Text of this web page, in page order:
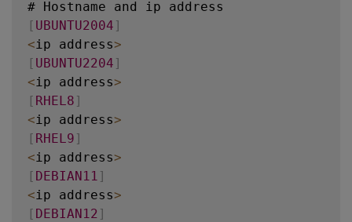
webservers
yml
dbservers.yml
roles /
    common
/
    webtier
    monitoring
    fooapp
[ UBUNTU2004 ]
<ip address>
[ UBUNTU2204 ]
<ip address>
[ RHEL8 ]
<ip address>
[ RHEL9 ]
<ip address>
[ DEBIAN11 ]
<ip address>
[ DEBIAN12 ]